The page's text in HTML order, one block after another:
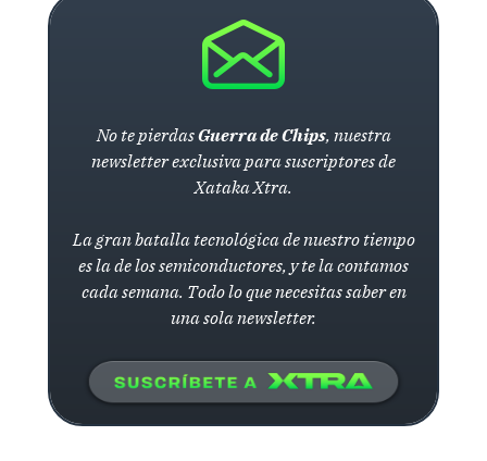
No te pierdasGuerra de Chips, nuestra
newsletter exclusiva para suscriptores de
Xataka Xtra.
La gran batalla tecnológica de nuestro tiempo
es la de los semiconductores, y te la contamos
cada semana. Todo lo que necesitas saber en
una sola newsletter.